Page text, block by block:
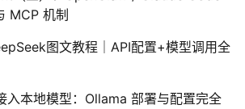
MCP 机制
图文教程｜API配置+模型调用全
入本地模型：Ollama 部署与配置完全